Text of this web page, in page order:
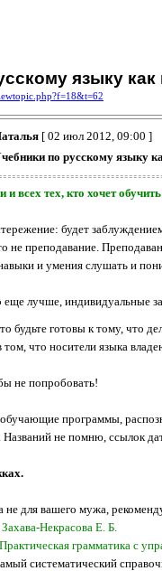
языку
[ 02 июл 2012, 09:00 ]
по русскому языку
всех тех, кто хочет
будет
не преподавание.
и умения слушать и
лучше, индивидуальные
будьте готовы к тому, что
что носители языка
не попробовать!
программы,
не помню, ссылок
не для вашего мужа,
Некрасова Е. Б.
грамматика с
систематический